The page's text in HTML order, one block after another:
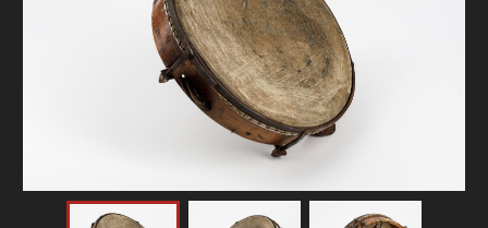
ОНЛАЙН-КРАМНИЦЯ
ПІДТРИМАТИ